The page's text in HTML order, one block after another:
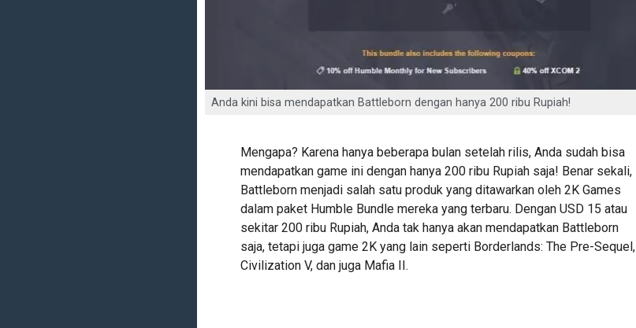
Anda kini bisa mendapatkan Battleborn dengan hanya 200 ribu Rupiah!
Mengapa? Karena hanya beberapa bulan setelah rilis, Anda sudah bisa
mendapatkan game ini dengan hanya 200 ribu Rupiah saja! Benar sekali,
Battleborn menjadi salah satu produk yang ditawarkan oleh 2K Games
dalam paket Humble Bundle mereka yang terbaru. Dengan USD 15 atau
sekitar 200 ribu Rupiah, Anda tak hanya akan mendapatkan Battleborn
saja, tetapi juga game 2K yang lain seperti Borderlands: The Pre-Sequel,
Civilization V, dan juga Mafia II.